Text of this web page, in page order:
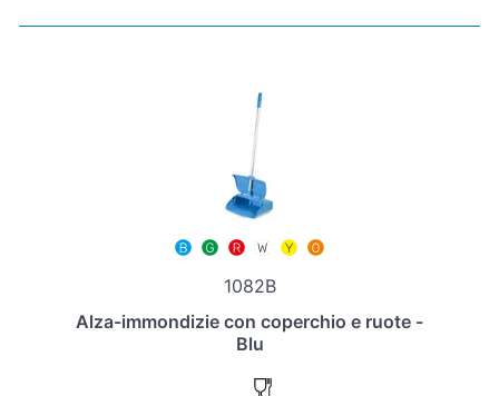
1082B
Alza-immondizie con coperchio e ruote -
Blu